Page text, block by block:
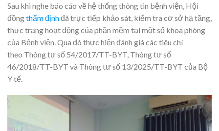
Sau khi nghe báo cáo về hệ thống thông tin bệnh viện, Hội
đồngthẩm địnhđã trực tiếp khảo sát, kiểm tra cơ sở hạ tầng,
thực trạng hoạt động của phần mềm tại một số khoa phòng
của Bệnh viện. Qua đó thực hiện đánh giá các tiêu chí
theo Thông tư số 54/2017/TT-BYT, Thông tư số
46/2018/TT-BYT và Thông tư số 13/2025/TT-BYT của Bộ
Y tế.